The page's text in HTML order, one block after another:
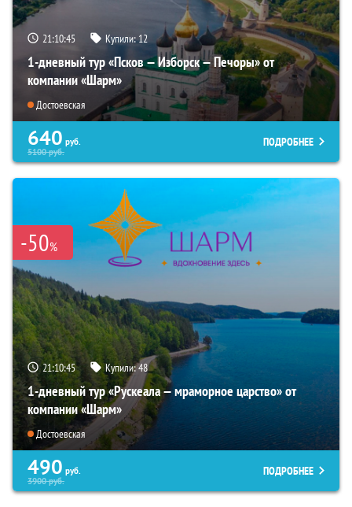
21:10:44 Купили:12
1-дневный тур «Псков — Изборск — Печоры» от
компании «Шарм»
Достоевская
640 руб.
5100руб.
ПОДРОБНЕЕ
-50%
21:10:44 Купили:48
1-дневный тур «Рускеала — мраморное царство» от
компании «Шарм»
Достоевская
490 руб.
3900руб.
ПОДРОБНЕЕ